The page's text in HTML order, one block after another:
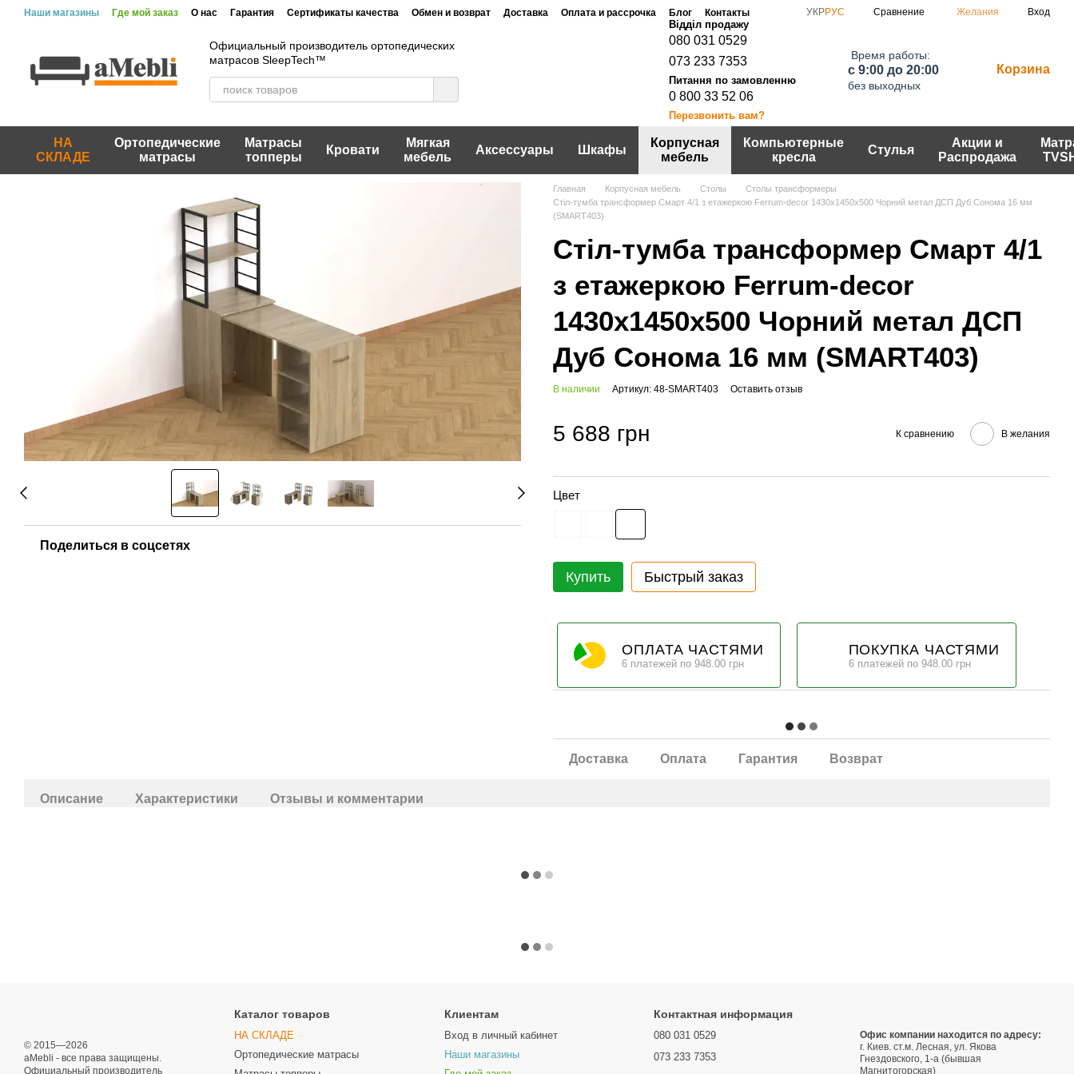
Перейти к основному контенту
Наши магазины Где мой заказ О нас Гарантия Сертификаты качества Обмен и возврат Доставка Оплата и рассрочка Блог
Контакты
Договор публичной оферты
УКРРУС Сравнение Желания Вход
Официальный производитель ортопедических
матрасов SleepTech™
080 031 0529
073 233 7353
0 800 33 52 06
Перезвонить вам?
Время работы:
c 9:00 до 20:00
без выходных
Корзина
НА
СКЛАДЕ
Ортопедические
матрасы
Матрасы
топперы
Кровати
Мягкая
мебель
Аксессуары Шкафы
Корпусная
мебель
Компьютерные
кресла
Стулья
Акции и
Распродажа
Поделиться в соцсетях
Главная Корпусная мебель Столы
Столы трансформеры
Стіл-тумба трансформер Смарт 4/1 з етажеркою Ferrum-decor 1430x1450x500 Чорний метал ДСП Дуб Сонома 16 мм
(SMART403)
Стіл-тумба трансформер Смарт 4/1
з етажеркою Ferrum-decor
1430x1450x500 Чорний метал ДСП
Дуб Сонома 16 мм (SMART403)
В наличии Артикул: 48-SMART403 Оставить отзыв
5 688 грн К сравнению В желания
Цвет
Купить Быстрый заказ
ОПЛАТА ЧАСТЯМИ
6 платежей по 948.00 грн
ПОКУПКА ЧАСТЯМИ
6 платежей по 948.00 грн
Доставка Оплата Гарантия Возврат
Описание Характеристики Отзывы и комментарии
© 2015—2026
aMebli - все права защищены.
Официальный производитель
Каталог товаров
НА СКЛАДЕ
Ортопедические матрасы
Клиентам
Вход в личный кабинет
Наши магазины
Контактная информация
080 031 0529
073 233 7353
Офис компании находится по адресу:
г. Киев. ст.м. Лесная, ул. Якова
Гнездовского, 1-а (бывшая
Магнитогорская)